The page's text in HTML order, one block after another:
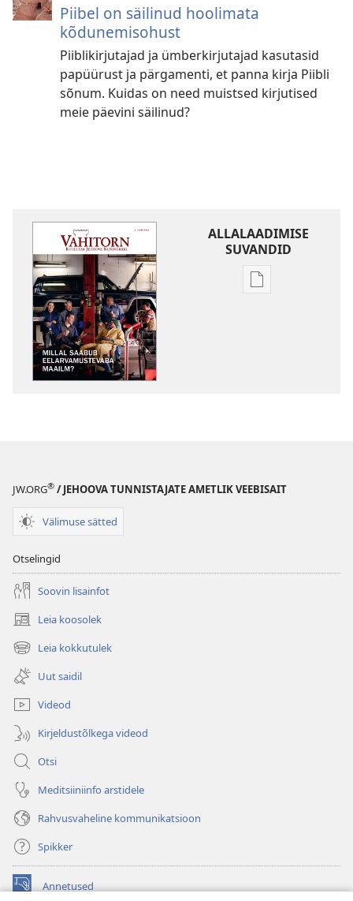
Piibel on säilinud hoolimata
kõdunemisohust
Piiblikirjutajad ja ümberkirjutajad kasutasid
papüürust ja pärgamenti, et panna kirja Piibli
sõnum. Kuidas on need muistsed kirjutised
meie päevini säilinud?
ALLALAADIMISE
SUVANDID
Väljaannete
JW.ORG® / JEHOOVA TUNNISTAJATE AMETLIK VEEBISAIT
Välimuse sätted
Otselingid
Soovin lisainfot
Leia koosolek
(avab
uue
akna)
Leia kokkutulek
(avab
uue
akna)
Uut saidil
Videod
Kirjeldustõlkega videod
Otsi
Meditsiiniinfo arstidele
Rahvusvaheline kommunikatsioon
Spikker
Annetused
(avab